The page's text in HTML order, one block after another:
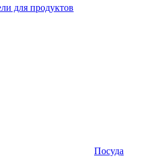
для продуктов
Посуда